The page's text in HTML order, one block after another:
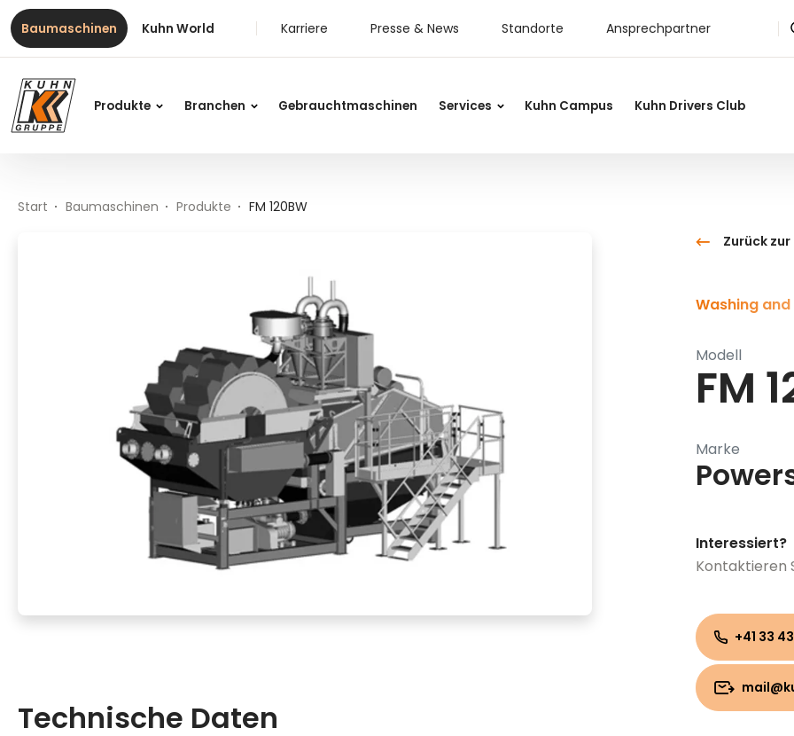
Inhalt
Inhaltsverzeichnis
Hauptnavigation
Table Of Content
FM 120BW
Baumaschinen Kuhn World Karriere Presse & News Standorte Ansprechpartner
Produkte Branchen Gebrauchtmaschinen Services Kuhn Campus Kuhn Drivers Club
Start Baumaschinen Produkte FM 120BW
Technische Daten
Zurück
Washing
Modell
FM
Marke
Interessiert?
Kontaktieren
+41 33